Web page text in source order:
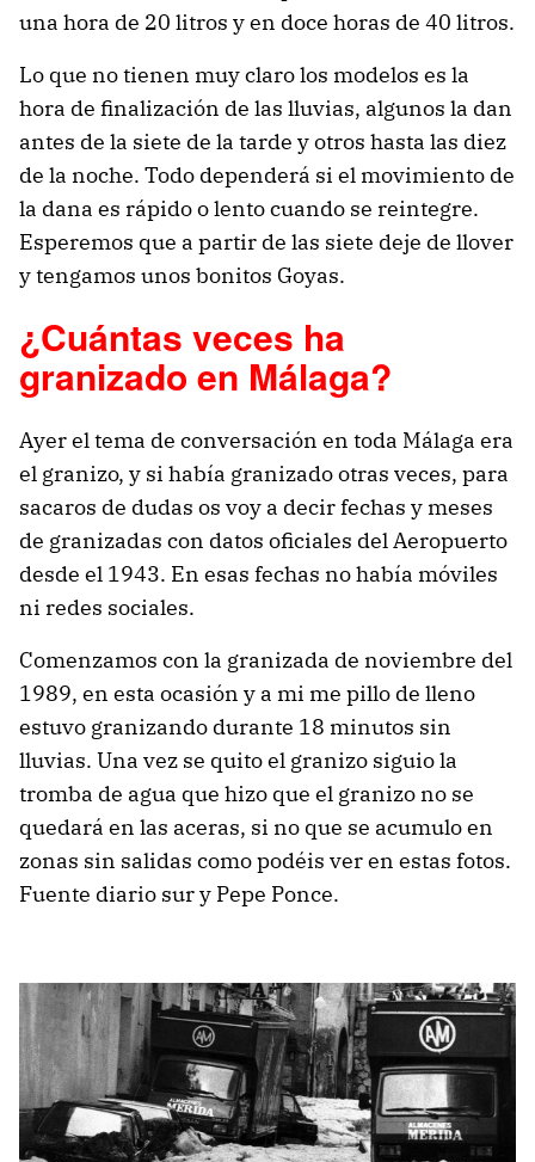
una hora de 20 litros y en doce horas de 40 litros.
Lo que no tienen muy claro los modelos es la
hora de finalización de las lluvias, algunos la dan
antes de la siete de la tarde y otros hasta las diez
de la noche. Todo dependerá si el movimiento de
la dana es rápido o lento cuando se reintegre.
Esperemos que a partir de las siete deje de llover
y tengamos unos bonitos Goyas.
¿Cuántas veces ha
granizado en Málaga?
Ayer el tema de conversación en toda Málaga era
el granizo, y si había granizado otras veces, para
sacaros de dudas os voy a decir fechas y meses
de granizadas con datos oficiales del Aeropuerto
desde el 1943. En esas fechas no había móviles
ni redes sociales.
Comenzamos con la granizada de noviembre del
1989, en esta ocasión y a mi me pillo de lleno
estuvo granizando durante 18 minutos sin
lluvias. Una vez se quito el granizo siguio la
tromba de agua que hizo que el granizo no se
quedará en las aceras, si no que se acumulo en
zonas sin salidas como podéis ver en estas fotos.
Fuente diario sur y Pepe Ponce.